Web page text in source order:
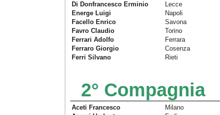
Di Donfrancesco Erminio
Lecce
Energe Luigi
Napoli
Facello Enrico
Savona
Favro Claudio
Torino
Ferrari Adolfo
Ferrara
Ferraro Giorgio
Cosenza
Ferri Silvano
Rieti
2° Compagnia
Aceti Francesco
Milano